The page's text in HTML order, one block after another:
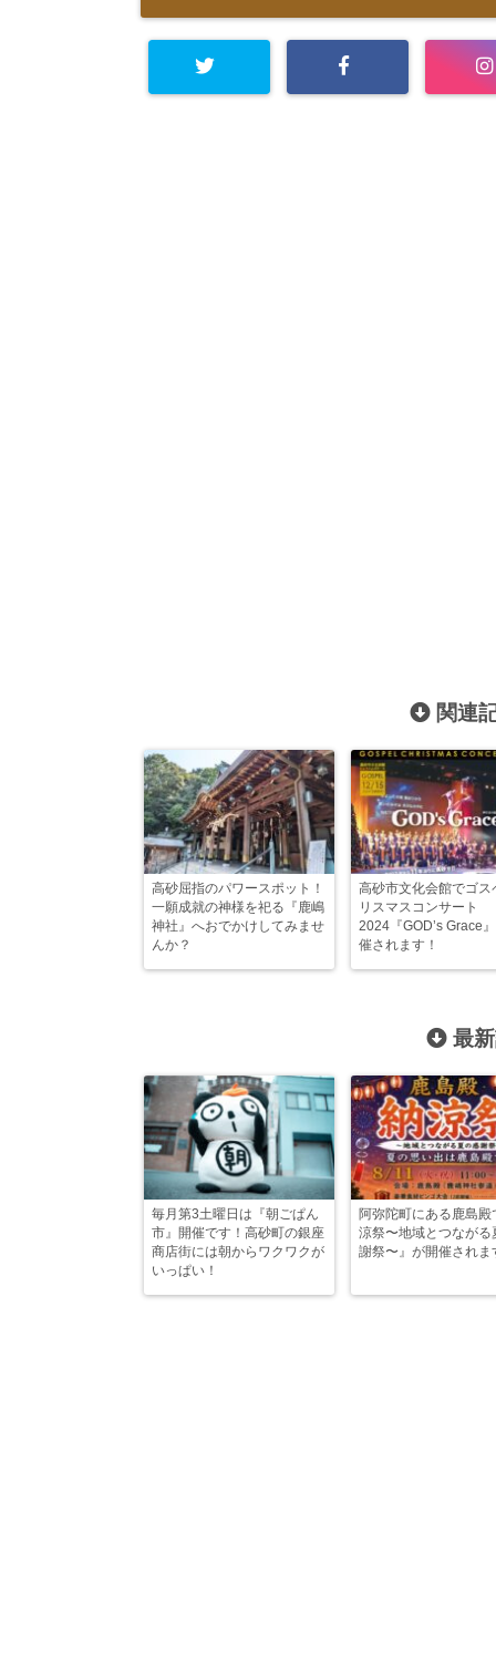
関連
高砂屈指のパワースポット！
一願成就の神様を祀る『鹿嶋
神社』へおでかけしてみませ
んか？
高砂市文化会館でゴス
リスマスコンサート
2024『GOD’s Grace
催されます！
最
毎月第3土曜日は『朝ごぱん
市』開催です！高砂町の銀座
商店街には朝からワクワクが
いっぱい！
阿弥陀町にある鹿島殿
涼祭〜地域とつながる
謝祭〜』が開催されま